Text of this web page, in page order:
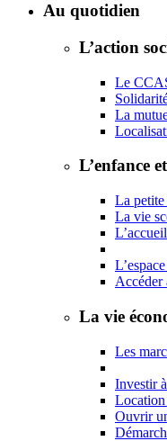
Au quotidien
L’action
Le
La
L’enfance
La petite
La vie
Accéder
La vie
Les
Investir
Location
Ouvrir